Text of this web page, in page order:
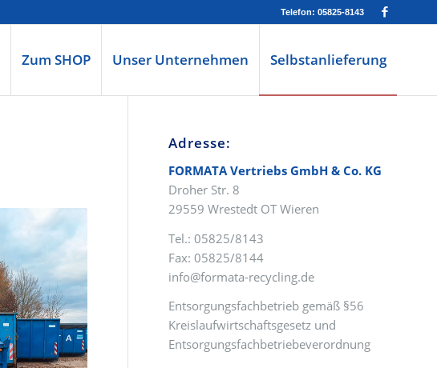
Telefon: 05825-8143
Zum SHOP Unser Unternehmen Selbstanlieferung
Adresse:
FORMATA Vertriebs GmbH & Co. KG
Droher Str. 8
29559 Wrestedt OT Wieren
Tel.: 05825/8143
Fax: 05825/8144
info@formata-recycling.de
Entsorgungsfachbetrieb gemäß §56
Kreislaufwirtschaftsgesetz und
Entsorgungsfachbetriebeverordnung